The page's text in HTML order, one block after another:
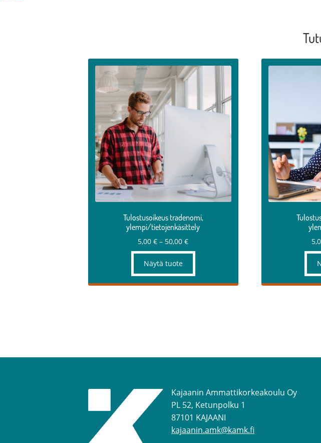
Tulostusoikeus tradenomi,
ylempi/tietojenkäsittely
5,00€ – 50,00€Hintaluokka:
5,00 €
50,00 €
Näytä tuote
Tällä
tuotteella
on
useampi
muunnelma.
Voit
tehdä
valinnat
tuotteen
sivulla.
Voit
tehdä
valinnat
tuotteen
sivulla.
Kajaanin Ammattikorkeakoulu Oy
PL 52, Ketunpolku 1
87101 KAJAANI
kajaanin.amk@kamk.fi